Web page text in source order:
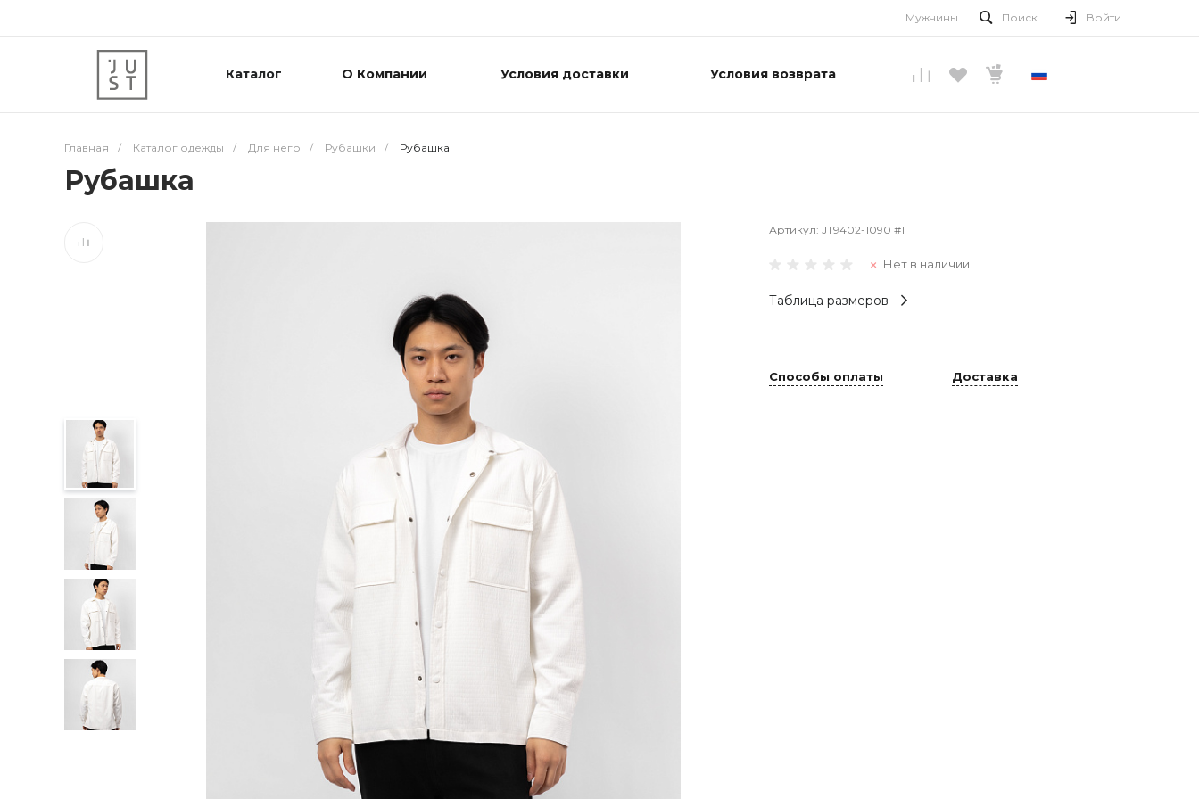
Мужчины Поиск Войти
Каталог О Компании Условия доставки Условия возврата
Главная / Каталог одежды / Для него / Рубашки / Рубашка
Рубашка
Артикул: JT9402-1090 #1
Нет в наличии
Таблица размеров
Способы оплаты Доставка